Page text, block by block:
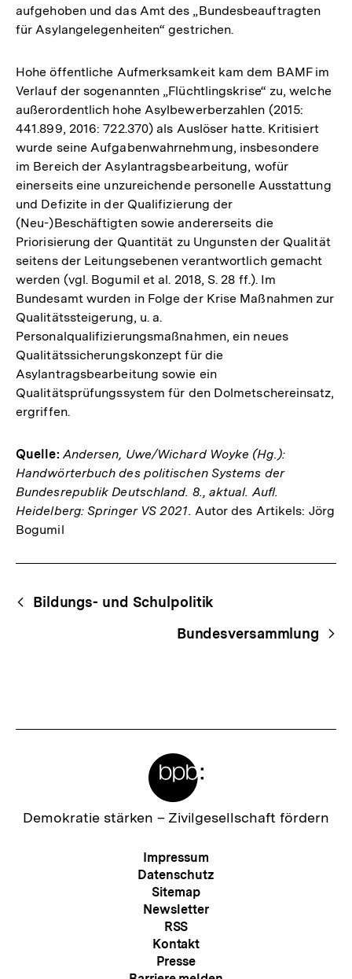
aufgehoben und das Amt des „Bundesbeauftragten
für Asylangelegenheiten“ gestrichen.
Hohe öffentliche Aufmerksamkeit kam dem BAMF im
Verlauf der sogenannten „Flüchtlingskrise“ zu, welche
außerordentlich hohe Asylbewerberzahlen (2015:
441.899, 2016: 722.370) als Auslöser hatte. Kritisiert
wurde seine Aufgabenwahrnehmung, insbesondere
im Bereich der Asylantragsbearbeitung, wofür
einerseits eine unzureichende personelle Ausstattung
und Defizite in der Qualifizierung der
(Neu-)Beschäftigten sowie andererseits die
Priorisierung der Quantität zu Ungunsten der Qualität
seitens der Leitungsebenen verantwortlich gemacht
werden (vgl. Bogumil et al. 2018, S. 28 ff.). Im
Bundesamt wurden in Folge der Krise Maßnahmen zur
Qualitätssteigerung, u. a.
Personalqualifizierungsmaßnahmen, ein neues
Qualitätssicherungskonzept für die
Asylantragsbearbeitung sowie ein
Qualitätsprüfungssystem für den Dolmetschereinsatz,
ergriffen.
Quelle: Andersen, Uwe/Wichard Woyke (Hg.):
Handwörterbuch des politischen Systems der
Bundesrepublik Deutschland. 8., aktual. Aufl.
Heidelberg: Springer VS 2021. Autor des Artikels: Jörg
Bogumil
Begriffsnavigation
Content-
Navigation
Bildungs- und Schulpolitik
Bundesversammlung
Zur
Demokratie stärken – Zivilgesellschaft fördern
Meta-
Navigation
Impressum
Datenschutz
Sitemap
Newsletter
RSS
Kontakt
Presse